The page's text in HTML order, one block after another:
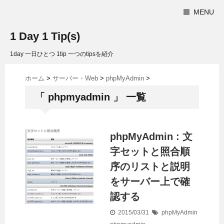
MENU
1 Day 1 Tip(s)
1day 一日ひとつ 1tip 一つのtipsを紹介
ホーム > サーバー・Web > phpMyAdmin >
「 phpmyadmin 」 一覧
phpMyAdmin : 文
字セットと照合順
序のリストと説明
をサーバー上で確
認する
2015/03/31
phpMyAdmin